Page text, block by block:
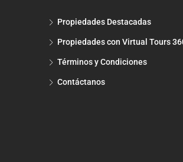
Propiedades Destacadas
Propiedades con Virtual Tours
Términos y Condiciones
Contáctanos